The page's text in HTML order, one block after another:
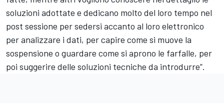
soluzioni adottate e dedicano molto del loro tempo nel
post sessione per sedersi accanto al loro elettronico
per analizzare i dati, per capire come si muove la
sospensione o guardare come si aprono le farfalle, per
poi suggerire delle soluzioni tecniche da introdurre”.